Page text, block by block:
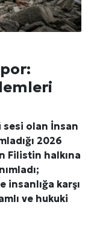
sesi olan İnsan
2026
Filistin halkına
insanlığa karşı
ve hukuki
Yumuşak
Avantajları